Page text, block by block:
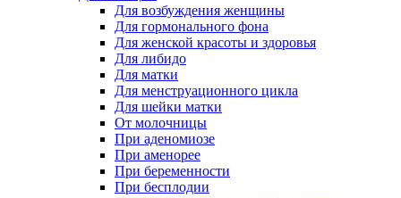
Для возбуждения женщины
Для гормонального фона
Для женской красоты и здоровья
Для либидо
Для матки
Для менструационного цикла
Для шейки матки
От молочницы
При аденомиозе
При аменорее
При беременности
При бесплодии